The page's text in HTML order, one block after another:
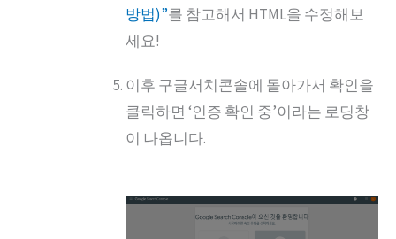
방법)”를 참고해서 HTML을 수정해보
세요!
이후 구글서치콘솔에 돌아가서 확인을
클릭하면 ‘인증 확인 중’이라는 로딩창
이 나옵니다.